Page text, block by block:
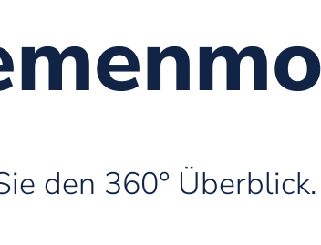
den 360° Überblick.